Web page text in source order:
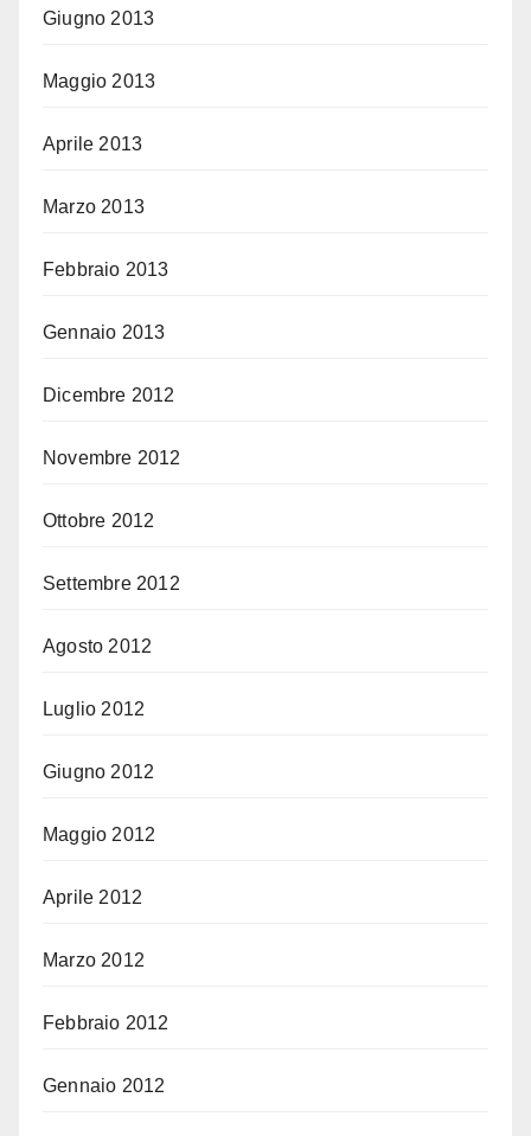
Giugno 2013
Maggio 2013
Aprile 2013
Marzo 2013
Febbraio 2013
Gennaio 2013
Dicembre 2012
Novembre 2012
Ottobre 2012
Settembre 2012
Agosto 2012
Luglio 2012
Giugno 2012
Maggio 2012
Aprile 2012
Marzo 2012
Febbraio 2012
Gennaio 2012